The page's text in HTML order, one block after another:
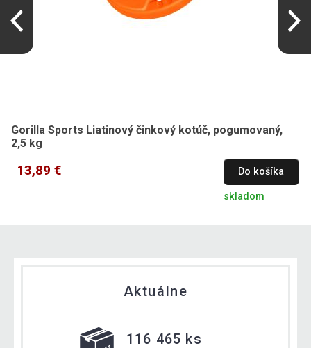
Gorilla Sports Liatinový činkový kotúč, pogumovaný,
2,5 kg
13,89 € Do košíka
skladom
Aktuálne
116 465 ks